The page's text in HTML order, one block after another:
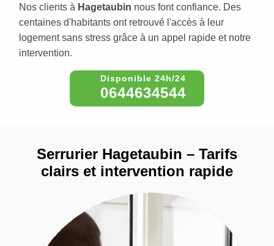
Nos clients à Hagetaubin nous font confiance. Des
centaines d'habitants ont retrouvé l'accès à leur
logement sans stress grâce à un appel rapide et notre
intervention.
0644634544
Serrurier Hagetaubin – Tarifs
clairs et intervention rapide